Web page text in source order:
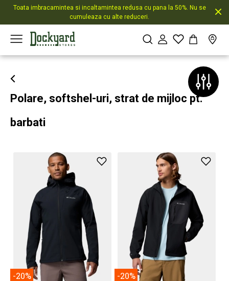
Toata imbracamintea si incaltamintea redusa cu pana la 50%. Nu se
cumuleaza cu alte reduceri.
Polare, softshel-uri, strat de mijloc pt.
barbati
-20% -20%